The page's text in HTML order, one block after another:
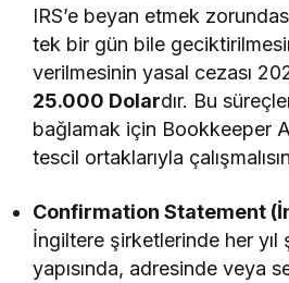
IRS’e beyan etmek
tek bir gün bile
verilmesinin yasal cezası
25.000 Dolardır. Bu
bağlamak için Bookkeeper
tescil ortaklarıyla
Confirmation Statement
İngiltere şirketlerinde her yıl
yapısında, adresinde veya